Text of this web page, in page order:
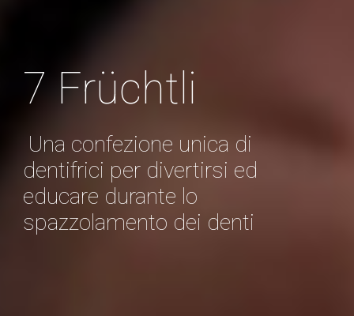
7 Früchtli
Una confezione unica di
dentifrici per divertirsi ed
educare durante lo
spazzolamento dei denti